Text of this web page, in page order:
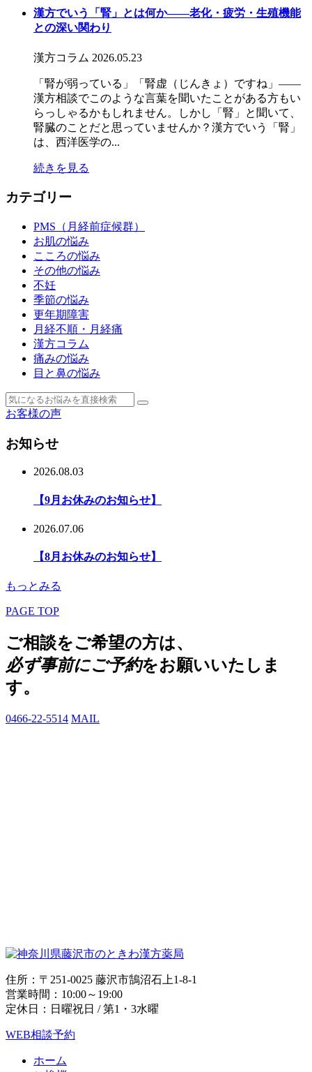
漢方でいう「腎」とは何か――老化・疲労・生殖機能
との深い関わり
漢方コラム 2026.05.23
「腎が弱っている」「腎虚（じんきょ）ですね」——
漢方相談でこのような言葉を聞いたことがある方もい
らっしゃるかもしれません。しかし「腎」と聞いて、
腎臓のことだと思っていませんか？漢方でいう「腎」
は、西洋医学の...
続きを見る
カテゴリー
PMS（月経前症候群）
お肌の悩み
こころの悩み
その他の悩み
不妊
季節の悩み
更年期障害
月経不順・月経痛
漢方コラム
痛みの悩み
目と鼻の悩み
お客様の声
お知らせ
2026.08.03
【9月お休みのお知らせ】
2026.07.06
【8月お休みのお知らせ】
もっとみる
PAGE TOP
ご相談をご希望の方は、
必ず事前にご予約をお願いいたしま
す。
0466-22-5514 MAIL
住所：〒251-0025 藤沢市鵠沼石上1-8-1
営業時間：10:00～19:00
定休日：日曜祝日 / 第1・3水曜
WEB相談予約
ホーム